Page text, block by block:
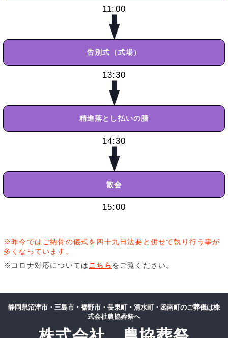
11:00
告別式（式場）
13:30
精進落とし払いの膳
14:30
散会
15:00
※昨今ではご納骨の儀式を四十九日法要と併せて執り行う事が
多くなっています。
※コロナ対応についてはこちらをご覧ください。
静岡県沼津市・三島市・裾野市・長泉町・清水町・函南町のご葬儀は株
式会社農協葬祭へ